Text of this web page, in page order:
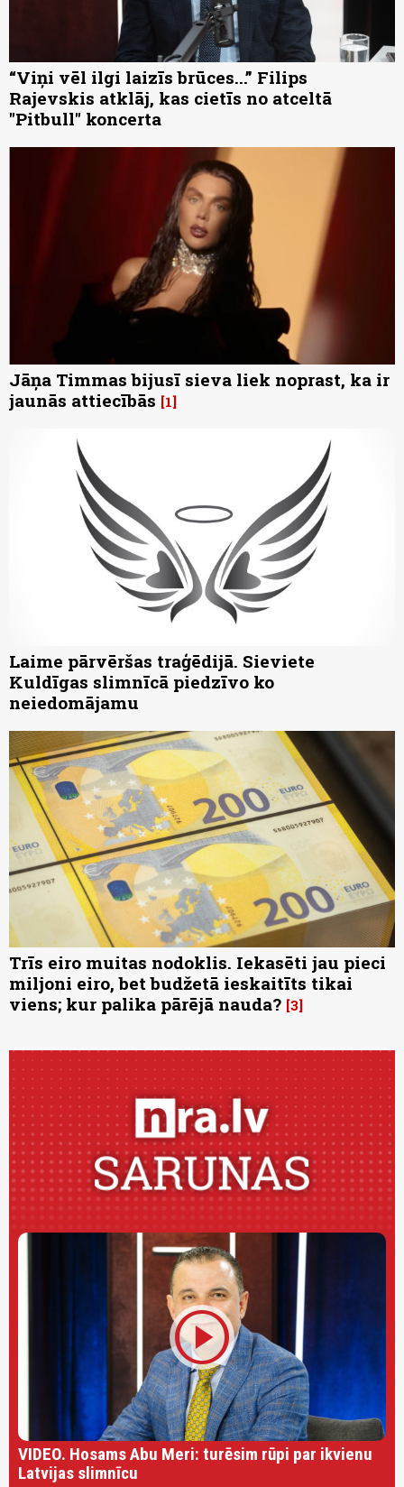
“Viņi vēl ilgi laizīs brūces...” Filips
Rajevskis atklāj, kas cietīs no atceltā
"Pitbull" koncerta
Jāņa Timmas bijusī sieva liek noprast, ka ir
jaunās attiecībās 1
Laime pārvēršas traģēdijā. Sieviete
Kuldīgas slimnīcā piedzīvo ko
neiedomājamu
Trīs eiro muitas nodoklis. Iekasēti jau pieci
miljoni eiro, bet budžetā ieskaitīts tikai
viens; kur palika pārējā nauda? 3
play_circle
VIDEO. Hosams Abu Meri: turēsim rūpi par ikvienu
Latvijas slimnīcu